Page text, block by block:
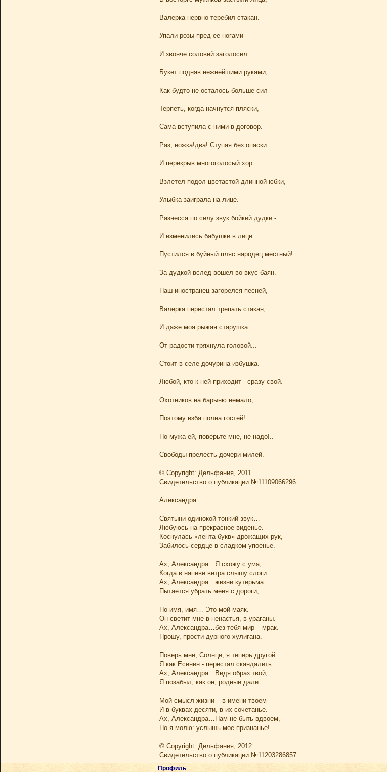
Валерка нервно теребил стакан.
Упали розы пред ее ногами
И звонче соловей заголосил.
Букет подняв нежнейшими руками,
Как будто не осталось больше сил
Терпеть, когда начнутся пляски,
Сама вступила с ними в договор.
Раз, ножка!два! Ступая без опаски
И перекрыв многоголосый хор.
Взлетел подол цветастой длинной юбки,
Улыбка заиграла на лице.
Разнесся по селу звук бойкий дудки -
И изменились бабушки в лице.
Пустился в буйный пляс народец местный!
За дудкой вслед вошел во вкус баян.
Наш иностранец загорелся песней,
Валерка перестал трепать стакан,
И даже моя рыжая старушка
От радости тряхнула головой...
Стоит в селе дочурина избушка.
Любой, кто к ней приходит - сразу свой.
Охотников на барыню немало,
Поэтому изба полна гостей!
Но мужа ей, поверьте мне, не надо!..
Свободы прелесть дочери милей.
© Copyright: Дельфания, 2011
Свидетельство о публикации №11109066296
Александра
Святыни одинокой тонкий звук…
Любуюсь на прекрасное виденье.
Коснулась «лента букв» дрожащих рук,
Забилось сердце в сладком упоенье.
Ах, Александра…Я схожу с ума,
Когда в напеве ветра слышу слоги.
Ах, Александра…жизни кутерьма
Пытается убрать меня с дороги,
Но имя, имя… Это мой маяк.
Он светит мне в ненастья, в ураганы.
Ах, Александра…без тебя мир – мрак.
Прошу, прости дурного хулигана.
Поверь мне, Солнце, я теперь другой.
Я как Есенин - перестал скандалить.
Ах, Александра…Видя образ твой,
Я позабыл, как он, родные дали.
Мой смысл жизни – в имени твоем
И в буквах десяти, в их сочетанье.
Ах, Александра…Нам не быть вдвоем,
Но я молю: услышь мое признанье!
© Copyright: Дельфания, 2012
Свидетельство о публикации №11203286857
Профиль